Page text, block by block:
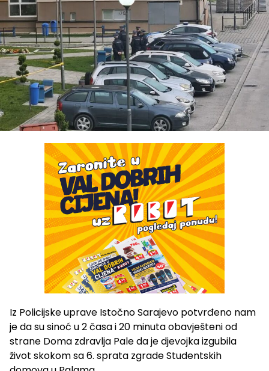
Iz Policijske uprave Istočno Sarajevo potvrđeno nam
je da su sinoć u 2 časa i 20 minuta obavješteni od
strane Doma zdravlja Pale da je djevojka izgubila
život skokom sa 6. sprata zgrade Studentskih